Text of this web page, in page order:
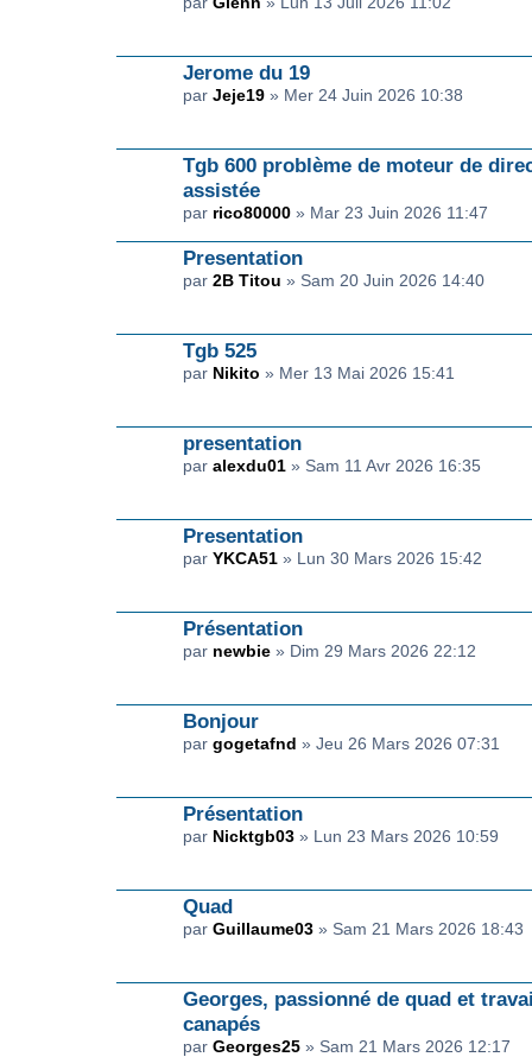
Jerome du 19
par Jeje19 » Mer 24 Juin 2026 10:38
Tgb 600 problème de moteur de
assistée
par rico80000 » Mar 23 Juin 2026 11:47
Presentation
par 2B Titou » Sam 20 Juin 2026 14:40
Tgb 525
par Nikito » Mer 13 Mai 2026 15:41
presentation
par alexdu01 » Sam 11 Avr 2026 16:35
Presentation
par YKCA51 » Lun 30 Mars 2026 15:42
Présentation
par newbie » Dim 29 Mars 2026 22:12
Bonjour
par gogetafnd » Jeu 26 Mars 2026 07:31
Présentation
par Nicktgb03 » Lun 23 Mars 2026 10:59
Quad
par Guillaume03 » Sam 21 Mars 2026 18:43
Georges, passionné de quad et
canapés
par Georges25 » Sam 21 Mars 2026 12:17